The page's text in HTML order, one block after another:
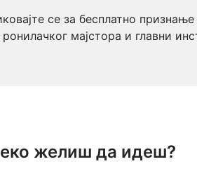
се за бесплатно
мајстора и главни
желиш да идеш?